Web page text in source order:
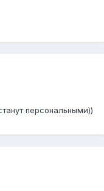
персональными))